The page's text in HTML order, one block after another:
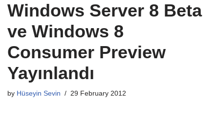
Windows Server 8 Beta
ve Windows 8
Consumer Preview
Yayınlandı
by Hüseyin Sevin 29 February 2012